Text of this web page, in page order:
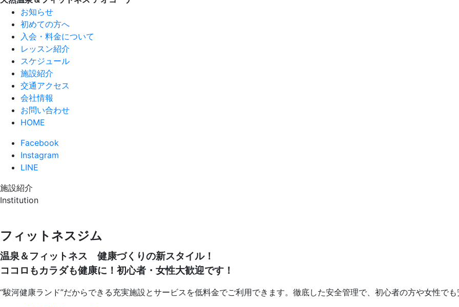
お知らせ
初めての方へ
入会・料金について
レッスン紹介
スケジュール
施設紹介
交通アクセス
会社情報
お問い合わせ
HOME
Facebook
Instagram
LINE
施設紹介
Institution
フィットネスジム
温泉＆フィットネス 健康づくりの新スタイル！
ココロもカラダも健康に！初心者・女性大歓迎です！
“駿河健康ランド”だからできる充実施設とサービスを低料金でご利用できます。徹底した安全管理で、初心者の方や女性でも